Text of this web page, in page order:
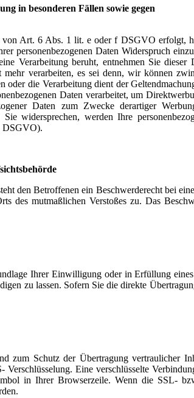
in besonderen Fällen sowie gegen
Art. 6 Abs. 1 lit. e oder f DSGVO erfolgt,
personenbezogenen Daten Widerspruch
Verarbeitung beruht, entnehmen Sie
mehr verarbeiten, es sei denn, wir können
oder die Verarbeitung dient der
Daten verarbeitet, um
Daten zum Zwecke derartiger
widersprechen, werden Ihre
DSGVO).
den Betroffenen ein Beschwerderecht bei
des mutmaßlichen Verstoßes zu. Das
Ihrer Einwilligung oder in Erfüllung
zu lassen. Sofern Sie die direkte
zum Schutz der Übertragung vertraulicher
Verschlüsselung. Eine verschlüsselte
in Ihrer Browserzeile. Wenn die SSL-